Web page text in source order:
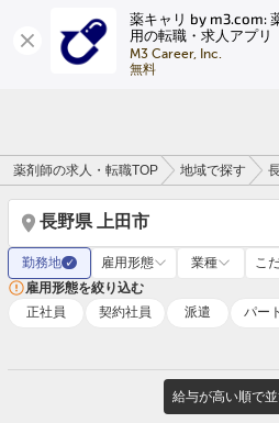
薬キャリ by m3.com:
用の転職・求人アプリ
M3 Career, Inc.
無料
薬剤師の求人・転職TOP 地域で探す
長野県 上田市
勤務地 ✓ 雇用形態 業種 こ
雇用形態を絞り込む
正社員
契約社員 派遣 パー
給与が高い順で